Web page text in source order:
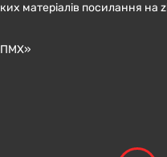
матеріалів посилання на